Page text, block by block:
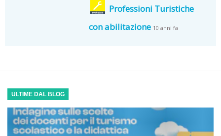
Professioni Turistiche
con abilitazione 10 anni fa
ULTIME DAL BLOG